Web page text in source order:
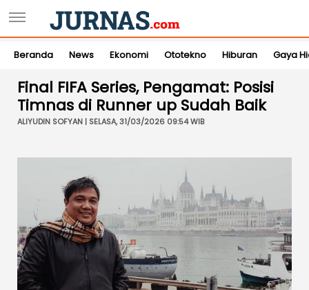
Beranda News Ekonomi Ototekno Hiburan Gaya
Final FIFA Series, Pengamat: Posisi
Timnas di Runner up Sudah Baik
ALIYUDIN SOFYAN | SELASA, 31/03/2026 09:54 WIB